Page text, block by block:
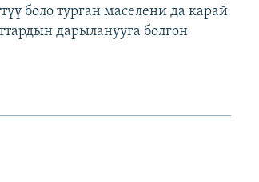
боло турган маселени да карай
дарыланууга болгон